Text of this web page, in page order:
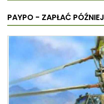
PAYPO - ZAPŁAĆ PÓŹNIEJ